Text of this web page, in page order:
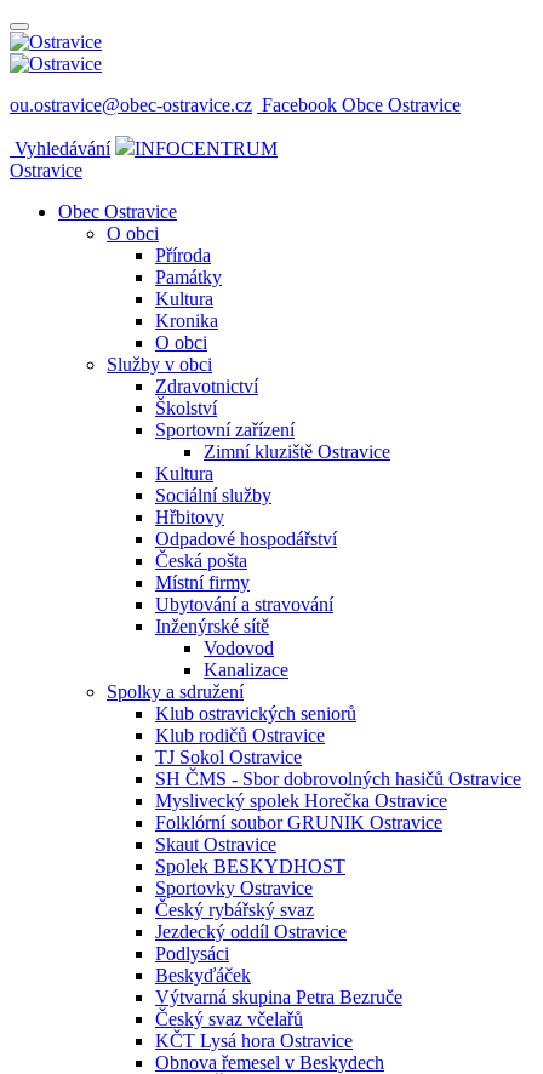
ou.ostravice@obec-ostravice.cz Facebook Obce Ostravice
Vyhledávání
INFOCENTRUM
Ostravice
Obec Ostravice
O obci
Příroda
Památky
Kultura
Kronika
O obci
Služby v obci
Zdravotnictví
Školství
Sportovní zařízení
Zimní kluziště Ostravice
Kultura
Sociální služby
Hřbitovy
Odpadové hospodářství
Česká pošta
Místní firmy
Ubytování a stravování
Inženýrské sítě
Vodovod
Kanalizace
Spolky a sdružení
Klub ostravických seniorů
Klub rodičů Ostravice
TJ Sokol Ostravice
SH ČMS - Sbor dobrovolných hasičů Ostravice
Myslivecký spolek Horečka Ostravice
Folklórní soubor GRUNIK Ostravice
Skaut Ostravice
Spolek BESKYDHOST
Sportovky Ostravice
Český rybářský svaz
Jezdecký oddíl Ostravice
Podlysáci
Beskyďáček
Výtvarná skupina Petra Bezruče
Český svaz včelařů
KČT Lysá hora Ostravice
Obnova řemesel v Beskydech